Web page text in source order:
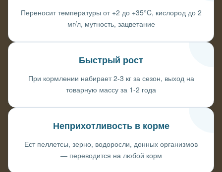
Переносит температуры от +2 до +35°C, кислород до 2
мг/л, мутность, зацветание
Быстрый рост
При кормлении набирает 2-3 кг за сезон, выход на
товарную массу за 1-2 года
Неприхотливость в корме
Ест пеллетсы, зерно, водоросли, донных организмов
— переводится на любой корм